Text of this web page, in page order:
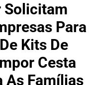
Solicitam
Para
Kits De
Cesta
As Famílias